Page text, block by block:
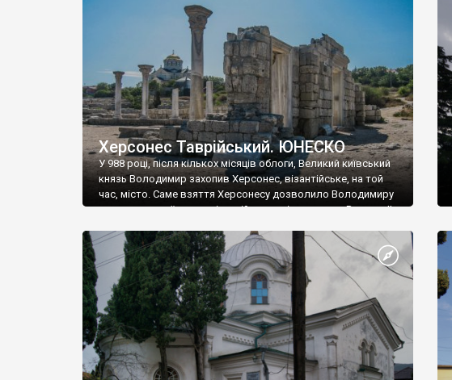
візантійської доби. Раритети викрадені з фондів об’єкту
культурної спадщини ЮНЕСКО «Херсонеса Таврійського».
Офіційно – на виставку «Золото Візантії», але експерти та
влада в Україні вважають це лише […]
Херсонес Таврійський. ЮНЕСКО
У 988 році, після кількох місяців облоги, Великий київський
князь Володимир захопив Херсонес, візантійське, на той
час, місто. Саме взяття Херсонесу дозволило Володимиру
диктувати свої умови візантійському імператору Василю ІІ,
Херсонесі Володимир-язичник, став Василем-
християнином. А потім було Хрещення Русі. На честь
Херсонесу Таврійського названо місто […]